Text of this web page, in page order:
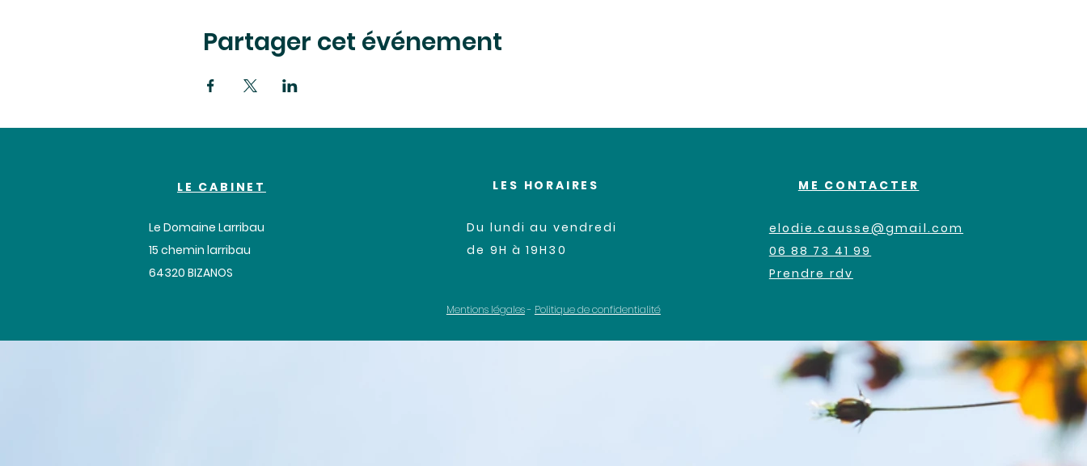
Partager cet événement
LE CABINET
Le Domaine Larribau
​15 chemin larribau
64320 BIZANOS
LES HORAIRES
Du lundi au vendredi
de 9H à 19H30
Mentions légales- Politique de confidentialité
ME CONTACTER
elodie.causse@gmail.com
06 88 73 41 99
Prendre rdv